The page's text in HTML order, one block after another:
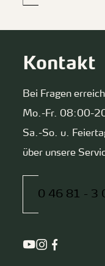
Kontakt
Bei Fragen
Mo.-Fr. 08:00-
Sa.-So. u.
über unsere
0 46 81 - 3